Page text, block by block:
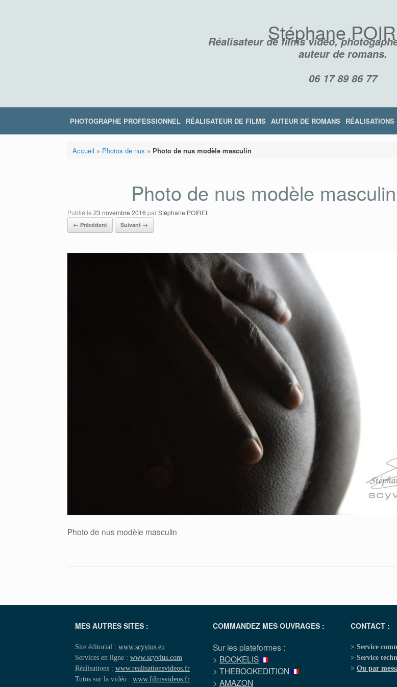
Stéphane
Réalisateur de films vidéo,
auteur de romans.
06 17 89 86 77
PHOTOGRAPHE PROFESSIONNEL RÉALISATEUR DE FILMS AUTEUR DE ROMANS RÉALISATIONS
Accueil » Photos de nus » Photo de nus modèle masculin
Photo de nus modèle masculin
Publié le 23 novembre 2016 parStéphane POIREL
← Précédent Suivant →
Photo de nus modèle masculin
MES AUTRES SITES :
Site éditorial : www.scyvius.eu
Services en ligne : www.scyvius.com
Réalisations : www.realisationsvideos.fr
Tutos sur la vidéo : www.filmsvideos.fr
COMMANDEZ MES OUVRAGES :
Sur les plateformes :
> BOOKELIS
> THEBOOKEDITION
> AMAZON
CONTACT :
> Service
> Service
> Ou par